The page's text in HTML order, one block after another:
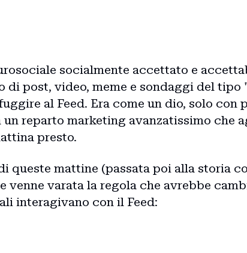
socialmente accettato e
di post, video, meme e sondaggi del
al Feed. Era come un dio, solo con
reparto marketing avanzatissimo che
presto.
queste mattine (passata poi alla storia
venne varata la regola che avrebbe
interagivano con il Feed: